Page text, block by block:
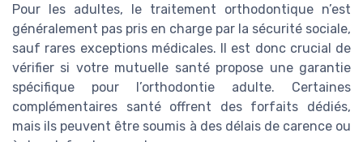
Pour les adultes, le traitement orthodontique n’est
généralement pas pris en charge par la sécurité sociale,
sauf rares exceptions médicales. Il est donc crucial de
vérifier si votre mutuelle santé propose une garantie
spécifique pour l’orthodontie adulte. Certaines
complémentaires santé offrent des forfaits dédiés,
mais ils peuvent être soumis à des délais de carence ou